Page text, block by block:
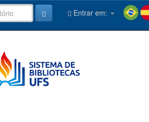
Entrar em: